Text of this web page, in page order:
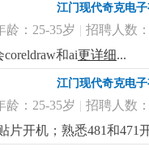
江门现代奇克电
龄：25-35岁 | 招聘人数
和ai更详细...
江门现代奇克电
龄：25-35岁 | 招聘人数
片开机；熟悉481和